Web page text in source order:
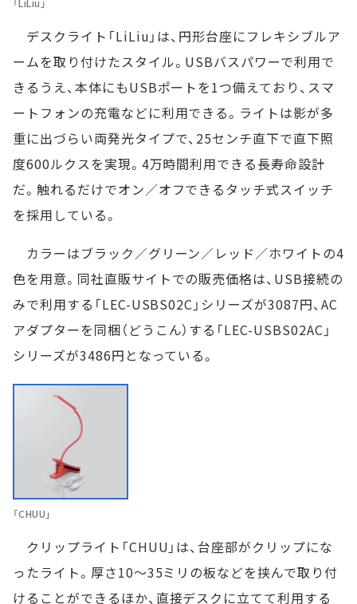
「LiLiu」
デスクライト「LiLiu」は、円形台座にフレキシブルア
ームを取り付けたスタイル。USBバスパワーで利用で
きるうえ、本体にもUSBポートを1つ備えており、スマ
ートフォンの充電などに利用できる。ライトは影が多
重に出づらい両発光タイプで、25センチ直下で直下照
度600ルクスを実現。4万時間利用できる長寿命設計
だ。触れるだけでオン／オフできるタッチ式スイッチ
を採用している。
カラーはブラック／グリーン／レッド／ホワイトの4
色を用意。同社直販サイトでの販売価格は、USB接続の
みで利用する「LEC-USBS02C」シリーズが3087円、AC
アダプターを同梱（どうこん）する「LEC-USBS02AC」
シリーズが3486円となっている。
「CHUU」
クリップライト「CHUU」は、台座部がクリップにな
ったライト。厚さ10〜35ミリの板などを挟んで取り付
けることができるほか、直接デスクに立てて利用する